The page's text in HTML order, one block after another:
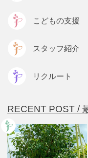
こどもの支援
スタッフ紹介
リクルート
RECENT POST /